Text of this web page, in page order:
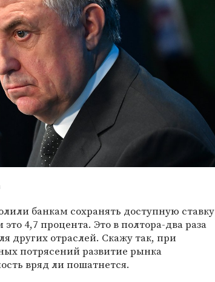
банкам сохранять доступную ставку
4,7 процента. Это в полтора-два раза
других отраслей. Скажу так, при
потрясений развитие рынка
вряд ли пошатнется.